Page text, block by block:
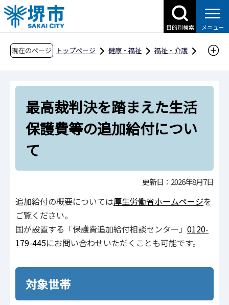
こ
の
ペ
目的別検索 メニュー
現在のページ トップページ 健康・福祉
福祉・介護
最高裁判決を踏まえた生活保護費等の追加給付
について
最高裁判決を踏まえた生活
保護費等の追加給付につい
て
更新日：2026年8月7日
追加給付の概要については厚生労働省ホームページを
ご覧ください。
国が設置する「保護費追加給付相談センター」 0120-
179-445にお問い合わせいただくことも可能です。
対象世帯